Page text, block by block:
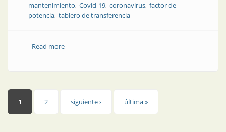
mantenimiento Covid-19 coronavirus factor de
potencia tablero de transferencia
Read moreabout ¿Cómo mantener activa la industria en tiempos
Páginas
1 2 siguiente › última »